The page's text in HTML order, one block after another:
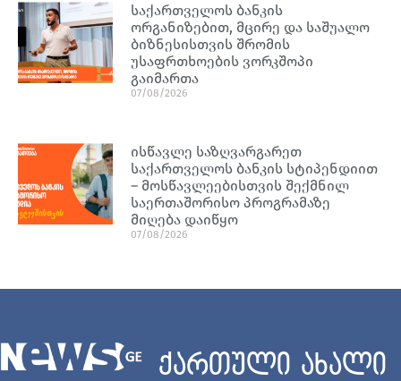
საქართველოს ბანკის
ორგანიზებით, მცირე და საშუალო
ბიზნესისთვის შრომის
უსაფრთხოების ვორკშოპი
გაიმართა
07/08/2026
ისწავლე საზღვარგარეთ
საქართველოს ბანკის სტიპენდიით
– მოსწავლეებისთვის შექმნილ
საერთაშორისო პროგრამაზე
მიღება დაიწყო
07/08/2026
ქართული ახალი